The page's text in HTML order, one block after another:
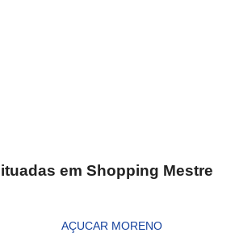
em Shopping Mestre
AÇUCAR MORENO